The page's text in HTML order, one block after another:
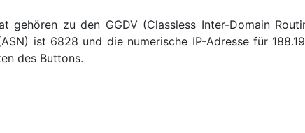
zu den GGDV (Classless Inter-Domain
ist 6828 und die numerische IP-Adresse für
des Buttons.